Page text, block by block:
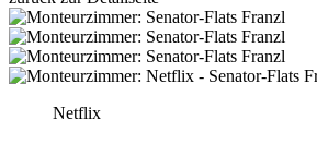
Netflix